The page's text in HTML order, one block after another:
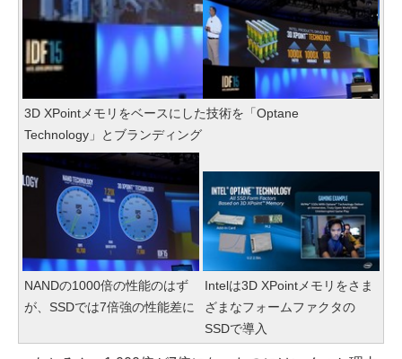
3D XPointメモリをベースにした技術を「Optane
Technology」とブランディング
NANDの1000倍の性能のはず
が、SSDでは7倍強の性能差に
Intelは3D XPointメモリをさま
ざまなフォームファクタの
SSDで導入